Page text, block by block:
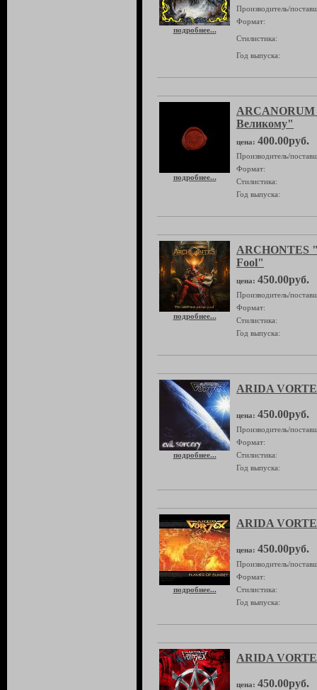
подробнее...
Производитель/
Формат:
Стилистика:
Год выпуска:
подробнее...
Великому"
цена: 400.00руб.
Производитель/
Формат:
Стилистика:
Год выпуска:
подробнее...
ARCHONTES
Fool"
цена: 450.00руб.
Производитель/
Формат:
Стилистика:
Год выпуска:
подробнее...
ARIDA
цена: 450.00руб.
Производитель/
Формат:
Стилистика:
Год выпуска:
подробнее...
ARIDA
цена: 450.00руб.
Производитель/
Формат:
Стилистика:
Год выпуска:
ARIDA
цена: 450.00руб.